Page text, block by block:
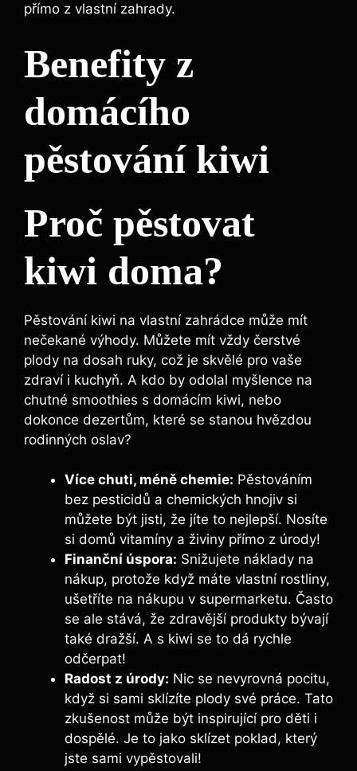
přímo z vlastní zahrady.
Benefity z
domácího
pěstování kiwi
Proč pěstovat
kiwi doma?
Pěstování kiwi na vlastní zahrádce může mít
nečekané výhody. Můžete mít vždy čerstvé
plody na dosah ruky, což je skvělé pro vaše
zdraví i kuchyň. A kdo by odolal myšlence na
chutné smoothies s domácím kiwi, nebo
dokonce dezertům, které se stanou hvězdou
rodinných oslav?
Více chuti, méně chemie: Pěstováním
bez pesticidů a chemických hnojiv si
můžete být jisti, že jíte to nejlepší. Nosíte
si domů vitamíny a živiny přímo z úrody!
Finanční úspora: Snižujete náklady na
nákup, protože když máte vlastní rostliny,
ušetříte na nákupu v supermarketu. Často
se ale stává, že zdravější produkty bývají
také dražší. A s kiwi se to dá rychle
odčerpat!
Radost z úrody: Nic se nevyrovná pocitu,
když si sami sklízíte plody své práce. Tato
zkušenost může být inspirující pro děti i
dospělé. Je to jako sklízet poklad, který
jste sami vypěstovali!